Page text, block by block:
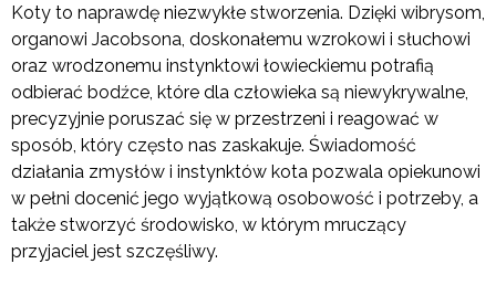
Koty to naprawdę niezwykłe stworzenia. Dzięki wibrysom,
organowi Jacobsona, doskonałemu wzrokowi i słuchowi
oraz wrodzonemu instynktowi łowieckiemu potrafią
odbierać bodźce, które dla człowieka są niewykrywalne,
precyzyjnie poruszać się w przestrzeni i reagować w
sposób, który często nas zaskakuje. Świadomość
działania zmysłów i instynktów kota pozwala opiekunowi
w pełni docenić jego wyjątkową osobowość i potrzeby, a
także stworzyć środowisko, w którym mruczący
przyjaciel jest szczęśliwy.